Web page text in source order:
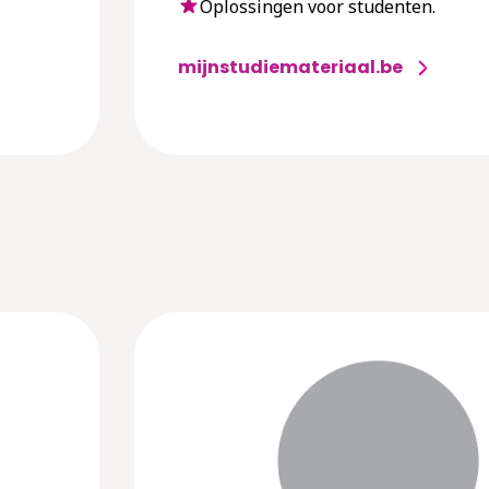
Oplossingen voor studenten.
mijnstudiemateriaal.be